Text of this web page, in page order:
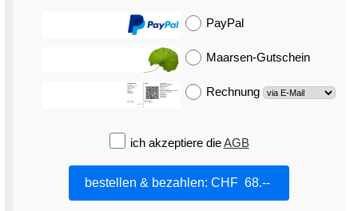
PayPal
Maarsen-Gutschein
Rechnung
ich akzeptiere dieAGB